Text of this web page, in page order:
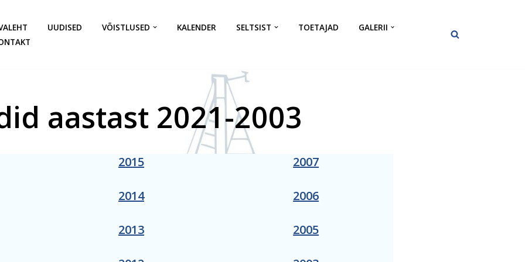
UUDISED VÕISTLUSED KALENDER SELTSIST TOETAJAD
GALERII
aastast 2021-2003
2015
2014
2013
2007
2006
2005